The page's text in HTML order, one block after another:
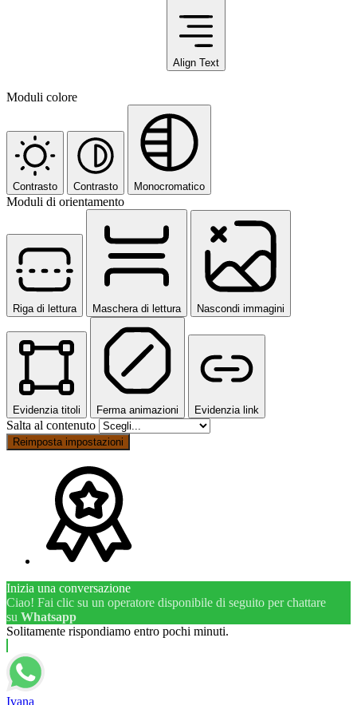
Align Text
Moduli colore
Contrasto Contrasto Monocromatico
Moduli di orientamento
Riga di lettura Maschera di lettura Nascondi immagini
Evidenzia titoli Ferma animazioni Evidenzia link
Salta al contenuto
Reimposta impostazioni
Inizia una conversazione
Ciao! Fai clic su un operatore disponibile di seguito per chattare
su Whatsapp
Solitamente rispondiamo entro pochi minuti.
Ivana